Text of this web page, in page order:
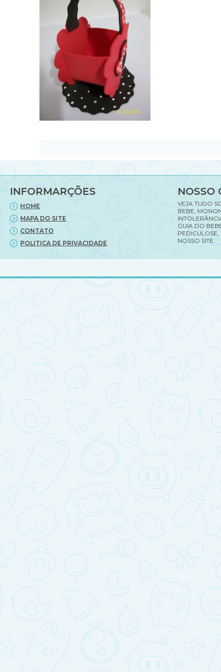
INFORMARÇÕES
HOME
MAPA DO SITE
CONTATO
POLITICA DE PRIVACIDADE
NOSSO
VEJA TUDO
BEBE,
GUIA DO
PEDICULOSE,
NOSSO SITE.